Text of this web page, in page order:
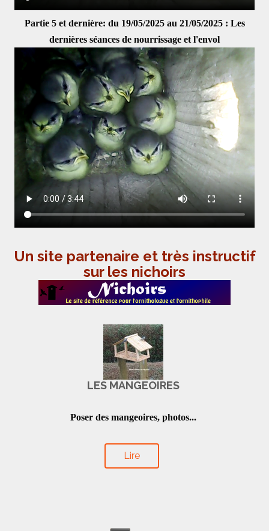
Partie 5 et dernière: du 19/05/2025 au 21/05/2025 : Les
dernières séances de nourrissage et l'envol
Un site partenaire et très instructif
sur les nichoirs
LES MANGEOIRES
Poser des mangeoires, photos...
Lire